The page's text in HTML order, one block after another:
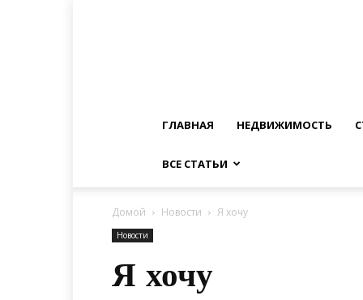
ГЛАВНАЯ НЕДВИЖИМОСТЬ
ВСЕ СТАТЬИ
Домой Новости Я хочу
Новости
Я хочу